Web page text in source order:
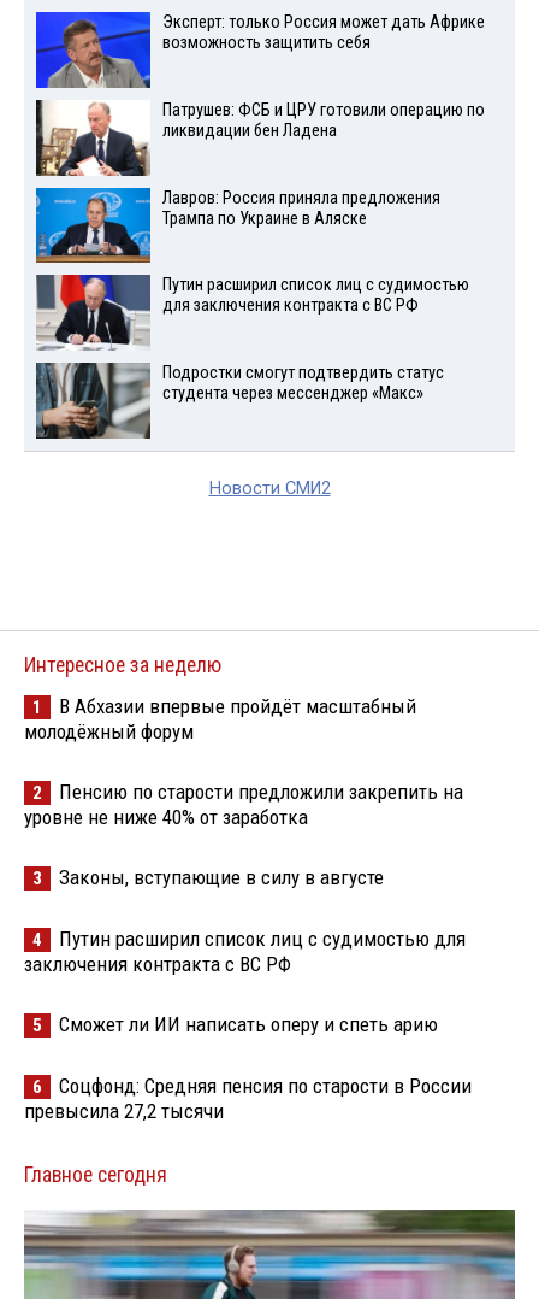
Эксперт: только Россия может дать Африке
возможность защитить себя
Патрушев: ФСБ и ЦРУ готовили операцию по
ликвидации бен Ладена
Лавров: Россия приняла предложения
Трампа по Украине в Аляске
Путин расширил список лиц с судимостью
для заключения контракта с ВС РФ
Подростки смогут подтвердить статус
студента через мессенджер «Макс»
Новости СМИ2
Интересное за неделю
1
В Абхазии впервые пройдёт масштабный
молодёжный форум
2
Пенсию по старости предложили закрепить на
уровне не ниже 40% от заработка
3 Законы, вступающие в силу в августе
4
Путин расширил список лиц с судимостью для
заключения контракта с ВС РФ
5 Сможет ли ИИ написать оперу и спеть арию
6
Соцфонд: Средняя пенсия по старости в России
превысила 27,2 тысячи
Главное сегодня